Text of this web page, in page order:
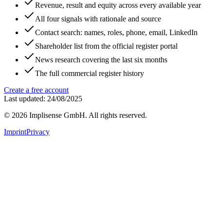
Revenue, result and equity across every available year
All four signals with rationale and source
Contact search: names, roles, phone, email, LinkedIn
Shareholder list from the official register portal
News research covering the last six months
The full commercial register history
Create a free account
Last updated: 24/08/2025
© 2026 Implisense GmbH. All rights reserved.
ImprintPrivacy